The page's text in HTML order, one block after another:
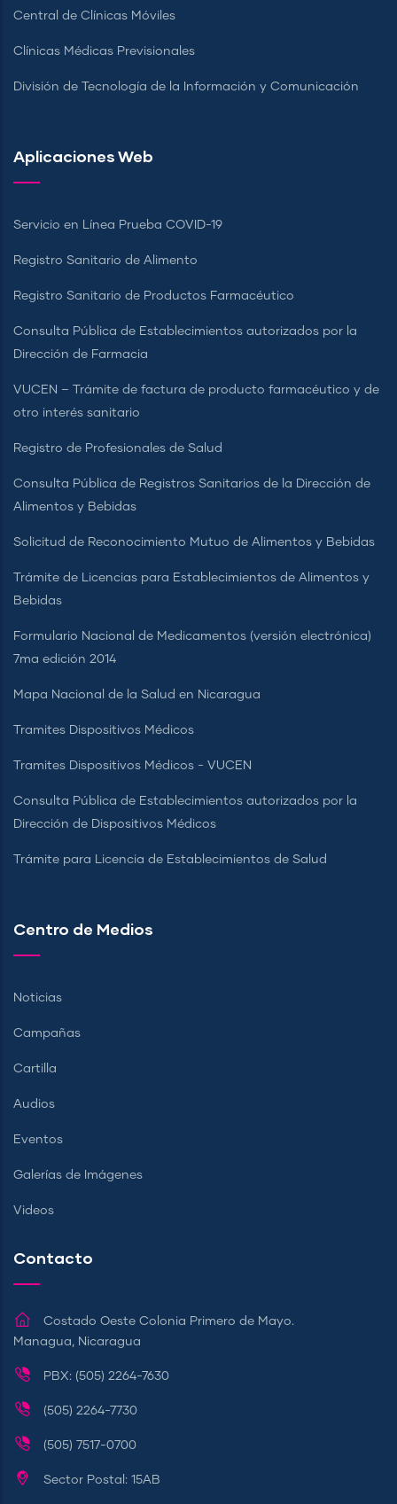
Central de Clínicas Móviles
Clínicas Médicas Previsionales
División de Tecnología de la Información y Comunicación
Aplicaciones Web
Servicio en Línea Prueba COVID-19
Registro Sanitario de Alimento
Registro Sanitario de Productos Farmacéutico
Consulta Pública de Establecimientos autorizados por la
Dirección de Farmacia
VUCEN – Trámite de factura de producto farmacéutico y de
otro interés sanitario
Registro de Profesionales de Salud
Consulta Pública de Registros Sanitarios de la Dirección de
Alimentos y Bebidas
Solicitud de Reconocimiento Mutuo de Alimentos y Bebidas
Trámite de Licencias para Establecimientos de Alimentos y
Bebidas
Formulario Nacional de Medicamentos (versión electrónica)
7ma edición 2014
Mapa Nacional de la Salud en Nicaragua
Tramites Dispositivos Médicos
Tramites Dispositivos Médicos - VUCEN
Consulta Pública de Establecimientos autorizados por la
Dirección de Dispositivos Médicos
Trámite para Licencia de Establecimientos de Salud
Centro de Medios
Noticias
Campañas
Cartilla
Audios
Eventos
Galerías de Imágenes
Videos
Contacto
Costado Oeste Colonia Primero de Mayo.
Managua, Nicaragua
PBX: (505) 2264-7630
(505) 2264-7730
(505) 7517-0700
Sector Postal: 15AB